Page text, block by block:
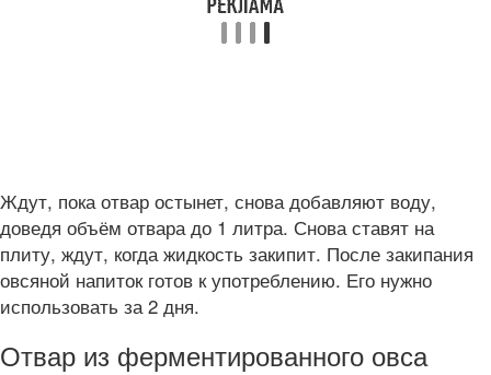
Ждут, пока отвар остынет, снова добавляют воду,
доведя объём отвара до 1 литра. Снова ставят на
плиту, ждут, когда жидкость закипит. После закипания
овсяной напиток готов к употреблению. Его нужно
использовать за 2 дня.
Отвар из ферментированного овса